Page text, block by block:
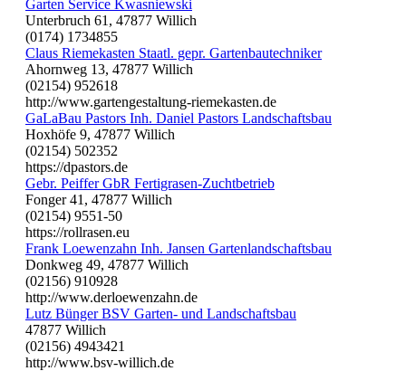
Garten Service Kwasniewski
Unterbruch 61, 47877 Willich
(0174) 1734855
Claus Riemekasten Staatl. gepr. Gartenbautechniker
Ahornweg 13, 47877 Willich
(02154) 952618
http://www.gartengestaltung-riemekasten.de
GaLaBau Pastors Inh. Daniel Pastors Landschaftsbau
Hoxhöfe 9, 47877 Willich
(02154) 502352
https://dpastors.de
Gebr. Peiffer GbR Fertigrasen-Zuchtbetrieb
Fonger 41, 47877 Willich
(02154) 9551-50
https://rollrasen.eu
Frank Loewenzahn Inh. Jansen Gartenlandschaftsbau
Donkweg 49, 47877 Willich
(02156) 910928
http://www.derloewenzahn.de
Lutz Bünger BSV Garten- und Landschaftsbau
47877 Willich
(02156) 4943421
http://www.bsv-willich.de